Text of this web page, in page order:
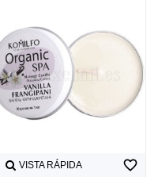
VISTA RÁPIDA favorite_border